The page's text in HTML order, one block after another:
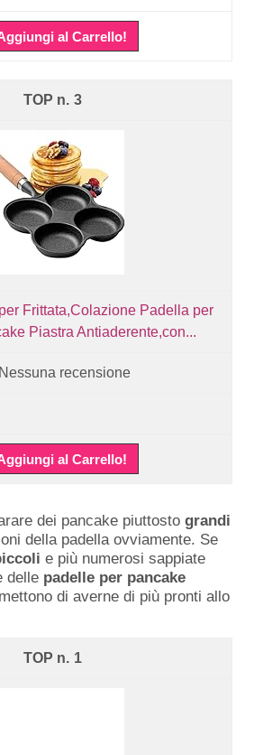
al Carrello!
3
Frittata,Colazione Padella per
Piastra Antiaderente,con...
Nessuna recensione
al Carrello!
dei pancake piuttosto grandi
della padella ovviamente. Se
e più numerosi sappiate
delle padelle per pancake
di averne di più pronti allo
1